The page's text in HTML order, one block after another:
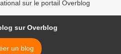
sur le portail Overblog
sur Overblog
un blog